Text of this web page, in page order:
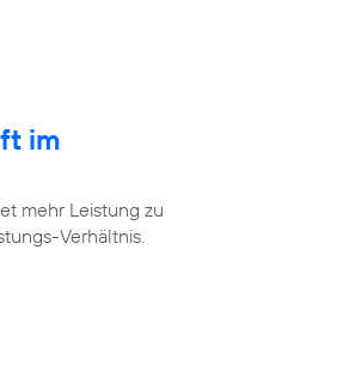
im
mehr Leistung zu
Verhältnis.